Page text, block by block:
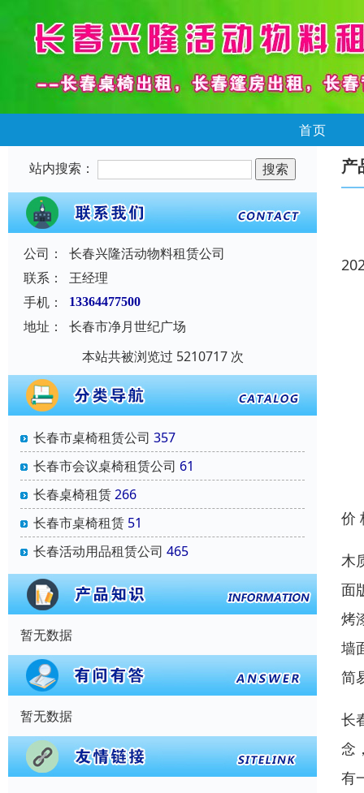
首页
站内搜索：
公司：
长春兴隆活动物料租赁公司
联系：
王经理
手机：
13364477500
地址：
长春市净月世纪广场
本站共被浏览过 5210717 次
长春市桌椅租赁公司 357
长春市会议桌椅租赁公司 61
长春桌椅租赁266
长春市桌椅租赁 51
长春活动用品租赁公司 465
暂无数据
暂无数据
产
价
木
面
烤
墙
简
长
念
有